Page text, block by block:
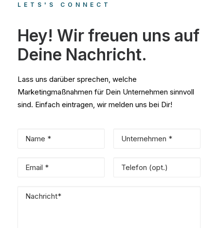
LETS'S CONNECT
Hey! Wir freuen uns auf
Deine Nachricht.
Lass uns darüber sprechen, welche
Marketingmaßnahmen für Dein Unternehmen sinnvoll
sind. Einfach eintragen, wir melden uns bei Dir!